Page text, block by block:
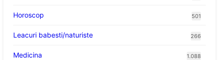
Horoscop 501
Leacuri babesti/naturiste 266
Medicina 1.088